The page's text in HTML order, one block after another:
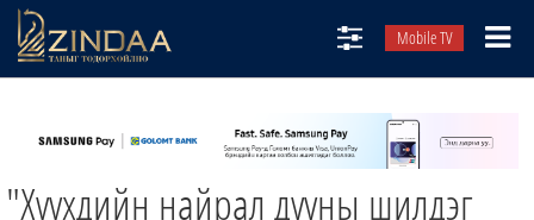
Mobile TV
ТВ8
ӨГЛӨӨНИЙ СОНИН
"Хүүхдийн найрал дууны шилдэг